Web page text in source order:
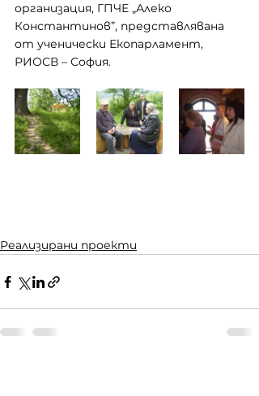
организация, ГПЧЕ „Алеко
Константинов”, представлявана
от ученически Екопарламент,
РИОСВ – София.
Реализирани проекти